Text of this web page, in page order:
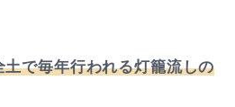
で毎年行われる灯籠流しの